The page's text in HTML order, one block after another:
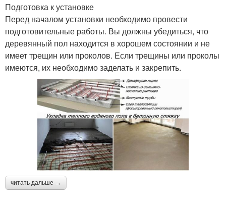
Подготовка к установке
Перед началом установки необходимо провести
подготовительные работы. Вы должны убедиться, что
деревянный пол находится в хорошем состоянии и не
имеет трещин или проколов. Если трещины или проколы
имеются, их необходимо заделать и закрепить.
читать дальше →